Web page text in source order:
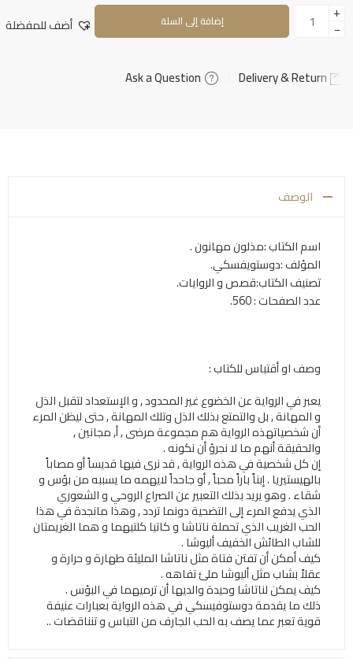
+
− إضافة إلى السلة أضف للمفضلة
الوصف
اسم الكتاب:مذلون مهانون .
المؤلف :دوستويفسكي.
تصنيف الكتاب:قصص و الروايات.
عدد الصفحات : 560.
وصف او أقتباس للكتاب :
يعبر في الرواية عن الخضوع غير المحدود , و الإستعداد لتقبل الذل
و المهانة , بل والتمتع بذلك الذل وتلك المهانة , حتى ليظن المرء
أن شخصياتهذه الرواية هم مجموعة مرضى , أ, مجانين ,
والحقيقة أنهم ما لا نجرؤ أن نكونه .
إن كل شخصية في هذه الرواية , قد نرى فيها قديساً أو مصاباً
بالهيستيريا . إبناً باراً محباً , أو جاحداً لايهمه ما يسببه من بؤس و
شقاء . وهو يريد بذلك التعبير عن الصراع الروحي و الشعوري
الذي يدفع المرء إلى التضحية دونما تردد , وهذا مانجدة في هذا
الحب الغريب الذي تحملة ناتاشا و كاتيا كلتيهما و هما الغريمتان
للشاب الطائش الخفيف أليوشا .
كيف أمكن أن تفتن فتاة مثل ناتاشا المليئة طهارة و حرارة و
عقلاً بشاب مثل أليوشا ملئ تفاهه .
كيف يمكن لناتاشا وحيدة والديها أن ترميهما في البؤس .
ذلك ما يقدمة دوستوفيسكي في هذه الرواية بعبارات عنيفة
قوية تعبر عما يصف به الحب الجارف من التباس و تنناقضات ..